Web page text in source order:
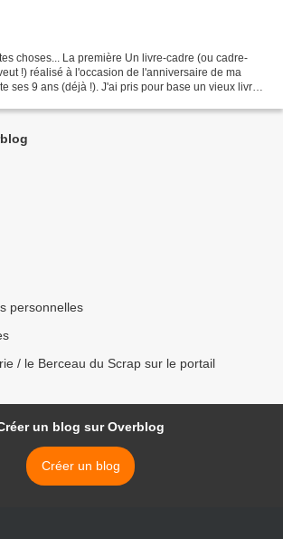
choses... La première Un livre-cadre (ou cadre-
!) réalisé à l'occasion de l'anniversaire de ma
ses 9 ans (déjà !). J'ai pris pour base un vieux livre
personnelles
/ le Berceau du Scrap sur le portail
un blog sur Overblog
Créer un blog